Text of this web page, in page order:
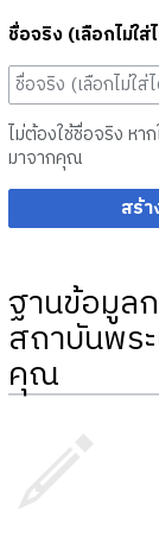
ชื่อจริง (เลือกไม่ใส่
ไม่ต้องใช้ชื่อจริง หา
มาจากคุณ
สร้
ฐานข้อมูล
สถาบันพร
คุณ